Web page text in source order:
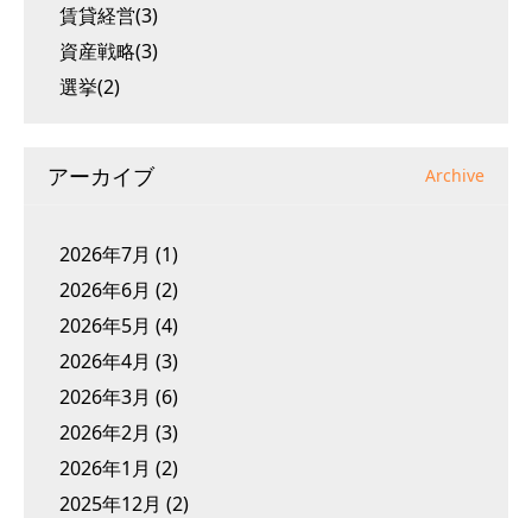
賃貸経営(3)
資産戦略(3)
選挙(2)
アーカイブ Archive
2026年7月 (1)
2026年6月 (2)
2026年5月 (4)
2026年4月 (3)
2026年3月 (6)
2026年2月 (3)
2026年1月 (2)
2025年12月 (2)